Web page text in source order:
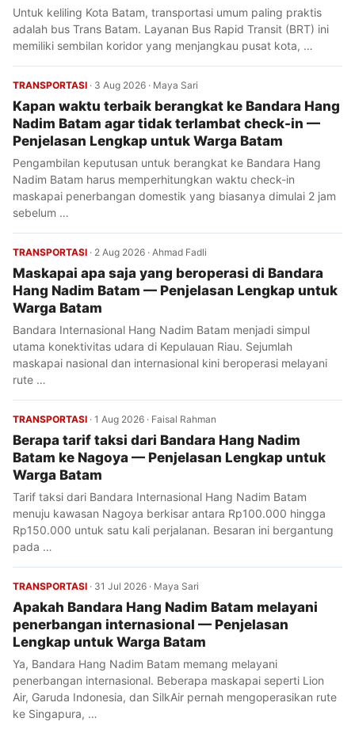
Untuk keliling Kota Batam, transportasi umum paling praktis
adalah bus Trans Batam. Layanan Bus Rapid Transit (BRT) ini
memiliki sembilan koridor yang menjangkau pusat kota, …
TRANSPORTASI · 3 Aug 2026 · Maya Sari
Kapan waktu terbaik berangkat ke Bandara Hang
Nadim Batam agar tidak terlambat check-in —
Penjelasan Lengkap untuk Warga Batam
Pengambilan keputusan untuk berangkat ke Bandara Hang
Nadim Batam harus memperhitungkan waktu check-in
maskapai penerbangan domestik yang biasanya dimulai 2 jam
sebelum …
TRANSPORTASI · 2 Aug 2026 · Ahmad Fadli
Maskapai apa saja yang beroperasi di Bandara
Hang Nadim Batam — Penjelasan Lengkap untuk
Warga Batam
Bandara Internasional Hang Nadim Batam menjadi simpul
utama konektivitas udara di Kepulauan Riau. Sejumlah
maskapai nasional dan internasional kini beroperasi melayani
rute …
TRANSPORTASI · 1 Aug 2026 · Faisal Rahman
Berapa tarif taksi dari Bandara Hang Nadim
Batam ke Nagoya — Penjelasan Lengkap untuk
Warga Batam
Tarif taksi dari Bandara Internasional Hang Nadim Batam
menuju kawasan Nagoya berkisar antara Rp100.000 hingga
Rp150.000 untuk satu kali perjalanan. Besaran ini bergantung
pada …
TRANSPORTASI · 31 Jul 2026 · Maya Sari
Apakah Bandara Hang Nadim Batam melayani
penerbangan internasional — Penjelasan
Lengkap untuk Warga Batam
Ya, Bandara Hang Nadim Batam memang melayani
penerbangan internasional. Beberapa maskapai seperti Lion
Air, Garuda Indonesia, dan SilkAir pernah mengoperasikan rute
ke Singapura, …